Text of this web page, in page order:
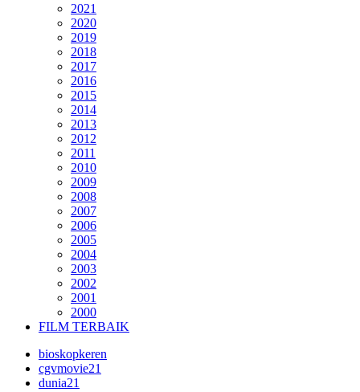
2021
2020
2019
2018
2017
2016
2015
2014
2013
2012
2011
2010
2009
2008
2007
2006
2005
2004
2003
2002
2001
2000
FILM TERBAIK
bioskopkeren
cgvmovie21
dunia21